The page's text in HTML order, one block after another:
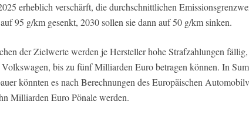
erheblich verschärft, die durchschnittlichen
95 g/km gesenkt, 2030 sollen sie dann auf 50 g/km sinken.
der Zielwerte werden je Hersteller hohe Strafzahlungen
bis zu fünf Milliarden Euro betragen können. In
könnten es nach Berechnungen des Europäischen
Milliarden Euro Pönale werden.